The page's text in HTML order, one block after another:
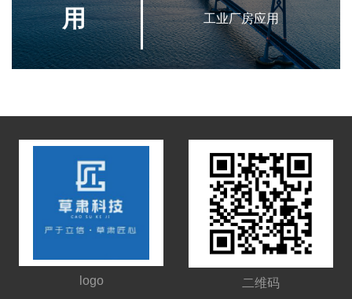
用
工业厂房应用
logo 二维码